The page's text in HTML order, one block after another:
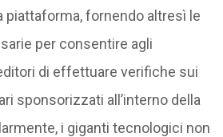
piattaforma, fornendo altresì le
per consentire agli
di effettuare verifiche sui
sponsorizzati all’interno della
i giganti tecnologici non